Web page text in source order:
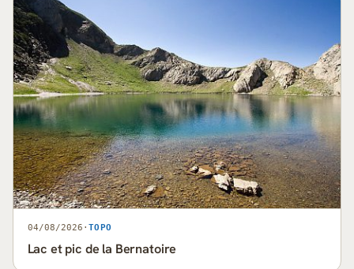
04/08/2026 · TOPO
Lac et pic de la Bernatoire